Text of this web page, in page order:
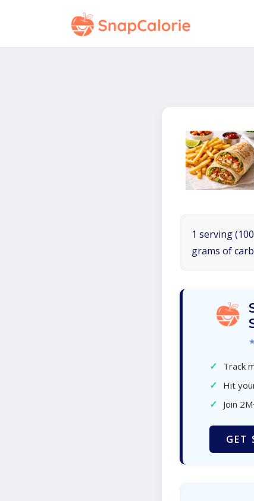
1 serving
grams of
✓ Track
✓ Hit
✓ Join
GET